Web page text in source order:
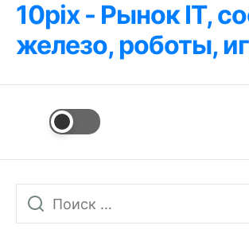
Перейти
содержимому
10pix - Рынок IT,
железо, роботы,